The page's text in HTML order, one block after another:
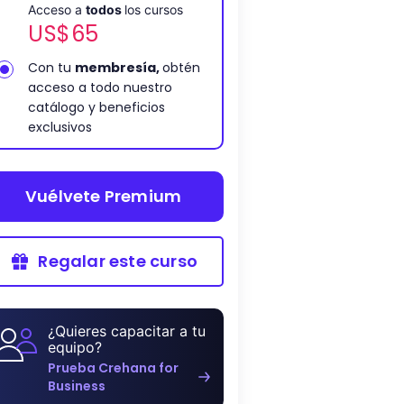
Acceso atodos los cursos
US$65
Con tu membresía,obtén
acceso a todo nuestro
catálogo y beneficios
exclusivos
Vuélvete Premium
Regalar este curso
¿Quieres capacitar a tu
equipo?
Prueba Crehana for
Business